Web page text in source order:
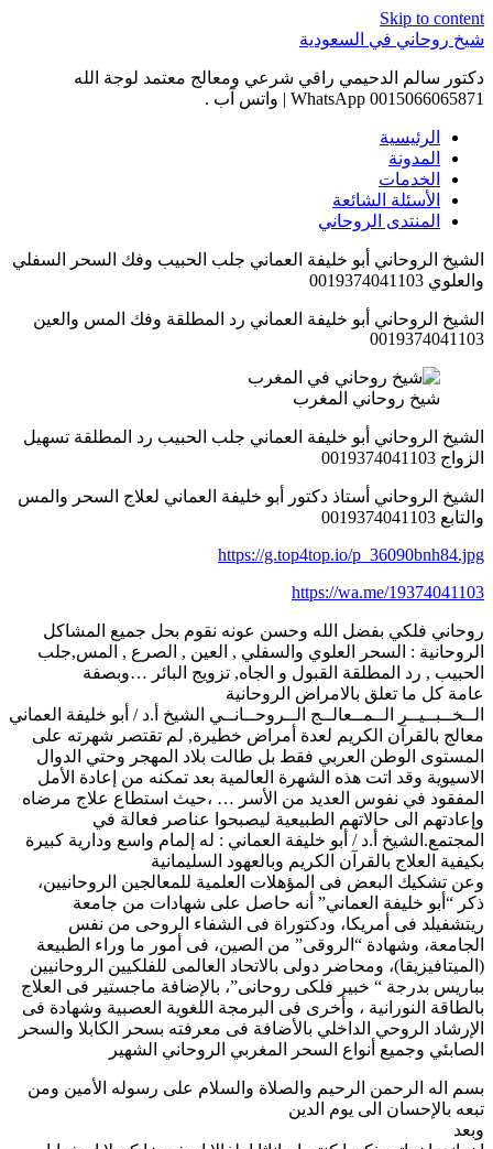
Skip to content
شيخ روحاني في السعودية
دكتور سالم الدحيمي راقي شرعي ومعالج معتمد لوجة الله
0015066065871 WhatsApp | واتس آب .
الرئيسية
المدونة
الخدمات
الأسئلة الشائعة
المنتدى الروحاني
الشيخ الروحاني أبو خليفة العماني جلب الحبيب وفك السحر السفلي
والعلوي 0019374041103
الشيخ الروحاني أبو خليفة العماني رد المطلقة وفك المس والعين
0019374041103
شيخ روحاني المغرب
الشيخ الروحاني أبو خليفة العماني جلب الحبيب رد المطلقة تسهيل
الزواج 0019374041103
الشيخ الروحاني أستاذ دكتور أبو خليفة العماني لعلاج السحر والمس
والتابع 0019374041103
https://g.top4top.io/p_36090bnh84.jpg
https://wa.me/19374041103
روحاني فلكي بفضل الله وحسن عونه نقوم بحل جميع المشاكل
الروحانية : السحر العلوي والسفلي , العين , الصرع , المس,جلب
الحبيب , رد المطلقة القبول و الجاه, تزويج البائر …وبصفة
عامة كل ما تعلق بالامراض الروحانية
الــخــبــيــر الــمــعالــج الــروحــانــي الشيخ أ.د / أبو خليفة العماني
معالج بالقرآن الكريم لعدة أمراض خطيرة, لم تقتصر شهرته على
المستوى الوطن العربي فقط بل طالت بلاد المهجر وحتي الدوال
الاسيوية وقد اتت هذه الشهرة العالمية بعد تمكنه من إعادة الأمل
المفقود في نفوس العديد من الأسر … ،حيث استطاع علاج مرضاه
وإعادتهم الى حالاتهم الطبيعية ليصبحوا عناصر فعالة في
المجتمع.الشيخ أ.د / أبو خليفة العماني : له إلمام واسع ودارية كبيرة
بكيفية العلاج بالقرآن الكريم وبالعهود السليمانية
وعن تشكيك البعض فى المؤهلات العلمية للمعالجين الروحانيين،
ذكر “أبو خليفة العماني” أنه حاصل على شهادات من جامعة
ريتشفيلد فى أمريكا، ودكتوراة فى الشفاء الروحى من نفس
الجامعة، وشهادة “الروقى” من الصين، فى أمور ما وراء الطبيعة
(الميتافيزيقا)، ومحاضر دولى بالاتحاد العالمى للفلكيين الروحانيين
بباريس بدرجة “ خبير فلكى روحانى”، بالإضافة ماجستير فى العلاج
بالطاقة النورانية ، وأخرى فى البرمجة اللغوية العصبية وشهادة فى
الإرشاد الروحي الداخلي بالأضافة فى معرفته بسحر الكابلا والسحر
الصابئي وجميع أنواع السحر المغربي الروحاني الشهير
بسم اله الرحمن الرحيم والصلاة والسلام على رسوله الأمين ومن
تبعه بالإحسان الى يوم الدين
وبعد